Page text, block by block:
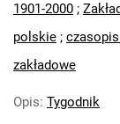
Feliksa
Feliksa
1901-2000 ;
polskie ;
zakładowe
Opis: Tygodnik